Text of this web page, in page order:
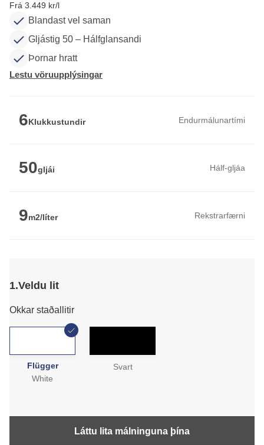
Frá 3.449 kr/l
Blandast vel saman
Gljástig 50 – Hálfglansandi
Þornar hratt
Lestu vöruupplýsingar
6Klukkustundir Endurmálunartími
50gljái Hálf-gljáa
9m2/líter Rekstrarfærni
1.Veldu lit
Okkar staðallitir
Flügger
White
Svart
Láttu lita málninguna þína